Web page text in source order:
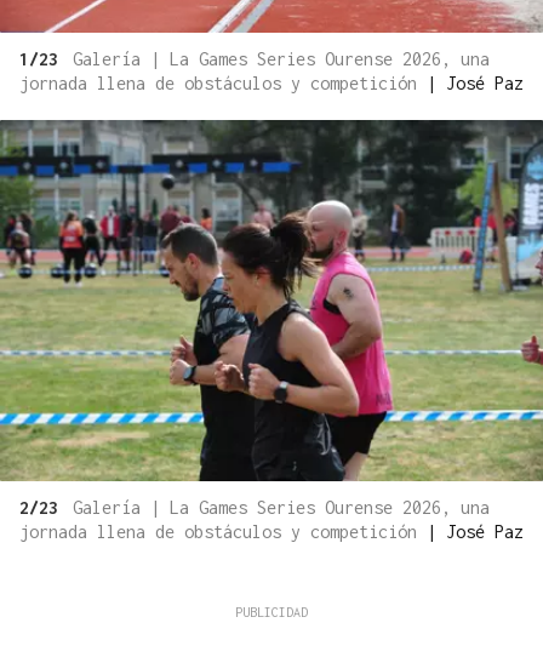
1/23
Galería | La Games Series Ourense 2026, una
jornada llena de obstáculos y competición
| José Paz
2/23
Galería | La Games Series Ourense 2026, una
jornada llena de obstáculos y competición
| José Paz